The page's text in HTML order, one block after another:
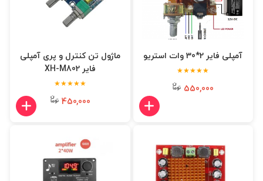
آمپلی فایر 2*30 وات استریو
★★★★★
550,000
ماژول تن کنترل و پری آمپلی
فایر XH-M802
★★★★★
450,000